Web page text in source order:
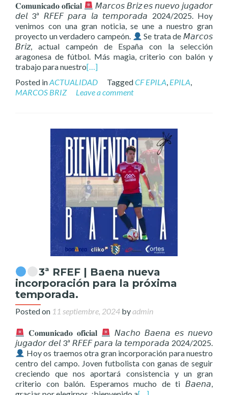
𝐂𝐨𝐦𝐮𝐧𝐢𝐜𝐚𝐝𝐨 𝐨𝐟𝐢𝐜𝐢𝐚𝐥
𝘔𝘢𝘳𝘤𝘰𝘴 𝘉𝘳𝘪𝘻 𝘦𝘴 𝘯𝘶𝘦𝘷𝘰 𝘫𝘶𝘨𝘢𝘥𝘰𝘳
𝘥𝘦𝘭 3ª 𝘙𝘍𝘌𝘍 𝘱𝘢𝘳𝘢 𝘭𝘢 𝘵𝘦𝘮𝘱𝘰𝘳𝘢𝘥𝘢 2024/2025. Hoy
venimos con una gran noticia, se une a nuestro gran
proyecto un verdadero campeón.
Se trata de 𝘔𝘢𝘳𝘤𝘰𝘴
𝘉𝘳𝘪𝘻, actual campeón de España con la selección
aragonesa de fútbol. Más magia, criterio con balón y
trabajo para nuestro[…]
Posted inACTUALIDAD TaggedCF EPILA, EPILA,
MARCOS BRIZ
Leave a comment
3ª RFEF | Baena nueva
incorporación para la próxima
temporada.
Posted on 11 septiembre, 2024 byadmin
𝐂𝐨𝐦𝐮𝐧𝐢𝐜𝐚𝐝𝐨 𝐨𝐟𝐢𝐜𝐢𝐚𝐥
𝘕𝘢𝘤𝘩𝘰 𝘉𝘢𝘦𝘯𝘢 𝘦𝘴 𝘯𝘶𝘦𝘷𝘰
𝘫𝘶𝘨𝘢𝘥𝘰𝘳 𝘥𝘦𝘭 3ª 𝘙𝘍𝘌𝘍 𝘱𝘢𝘳𝘢 𝘭𝘢 𝘵𝘦𝘮𝘱𝘰𝘳𝘢𝘥𝘢 2024/2025.
Hoy os traemos otra gran incorporación para nuestro
centro del campo. Joven futbolista con ganas de seguir
creciendo que nos aportará consistencia y un gran
criterio con balón. Esperamos mucho de ti 𝘉𝘢𝘦𝘯𝘢,